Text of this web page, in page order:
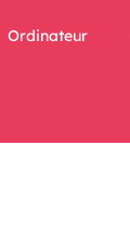
Ordinateur